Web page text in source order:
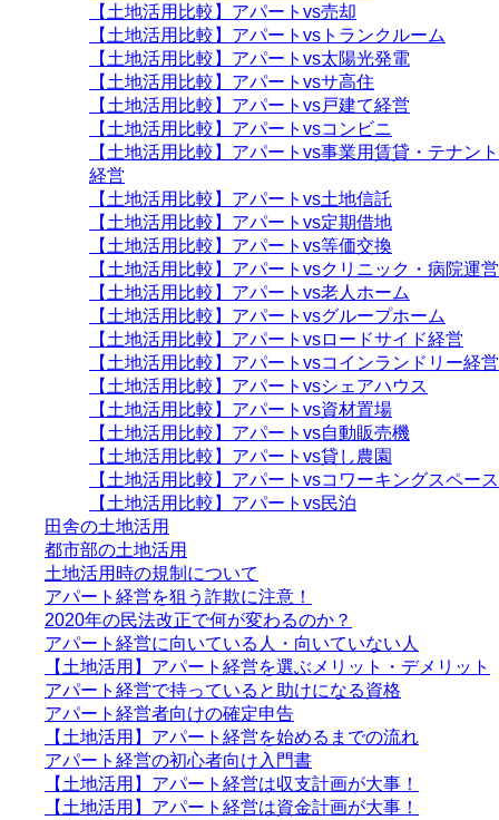
【土地活用比較】アパートvs売却
【土地活用比較】アパートvsトランクルーム
【土地活用比較】アパートvs太陽光発電
【土地活用比較】アパートvsサ高住
【土地活用比較】アパートvs戸建て経営
【土地活用比較】アパートvsコンビニ
【土地活用比較】アパートvs事業用賃貸・テナント
経営
【土地活用比較】アパートvs土地信託
【土地活用比較】アパートvs定期借地
【土地活用比較】アパートvs等価交換
【土地活用比較】アパートvsクリニック・病院運営
【土地活用比較】アパートvs老人ホーム
【土地活用比較】アパートvsグループホーム
【土地活用比較】アパートvsロードサイド経営
【土地活用比較】アパートvsコインランドリー経営
【土地活用比較】アパートvsシェアハウス
【土地活用比較】アパートvs資材置場
【土地活用比較】アパートvs自動販売機
【土地活用比較】アパートvs貸し農園
【土地活用比較】アパートvsコワーキングスペース
【土地活用比較】アパートvs民泊
田舎の土地活用
都市部の土地活用
土地活用時の規制について
アパート経営を狙う詐欺に注意！
2020年の民法改正で何が変わるのか？
アパート経営に向いている人・向いていない人
【土地活用】アパート経営を選ぶメリット・デメリット
アパート経営で持っていると助けになる資格
アパート経営者向けの確定申告
【土地活用】アパート経営を始めるまでの流れ
アパート経営の初心者向け入門書
【土地活用】アパート経営は収支計画が大事！
【土地活用】アパート経営は資金計画が大事！